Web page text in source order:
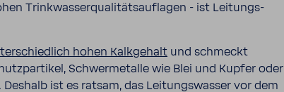
Trink­was­ser­qua­li­täts­auf­lagen - ist Leitungs­
hohen Kalk­ge­halt und schmeckt
Schwer­me­talle wie Blei und Kupfer oder
ist es ratsam, das Leitungs­wasser vor dem